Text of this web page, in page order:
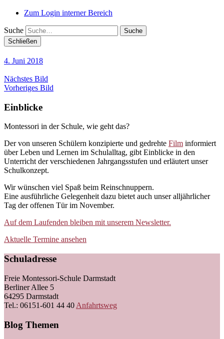
Zum Login interner Bereich
Suche
Schließen
4. Juni 2018
Nächstes Bild
Vorheriges Bild
Einblicke
Montessori in der Schule, wie geht das?
Der von unseren Schülern konzipierte und gedrehte Film informiert
über Leben und Lernen im Schulalltag, gibt Einblicke in den
Unterricht der verschiedenen Jahrgangsstufen und erläutert unser
Schulkonzept.
Wir wünschen viel Spaß beim Reinschnuppern.
Eine ausführliche Gelegenheit dazu bietet auch unser alljährlicher
Tag der offenen Tür im November.
Auf dem Laufenden bleiben mit unserem Newsletter.
Aktuelle Termine ansehen
Schuladresse
Freie Montessori-Schule Darmstadt
Berliner Allee 5
64295 Darmstadt
Tel.: 06151-601 44 40 Anfahrtsweg
Blog Themen